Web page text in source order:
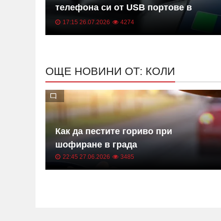
телефона си от USB портове в
колата
17:15 26.07.2026 4274
ОЩЕ НОВИНИ ОТ: КОЛИ
Как да пестите гориво при
шофиране в града
22:45 27.06.2026 3485